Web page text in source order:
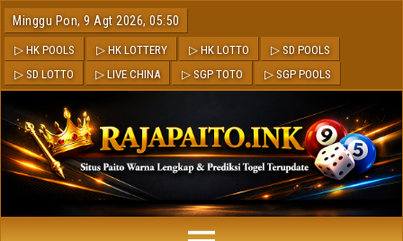
Minggu Pon, 9 Agt 2026, 05:50
▷ HK POOLS ▷ HK LOTTERY ▷ HK LOTTO
▷ SD POOLS
▷ SD LOTTO
▷ LIVE CHINA ▷ SGP TOTO ▷ SGP POOLS